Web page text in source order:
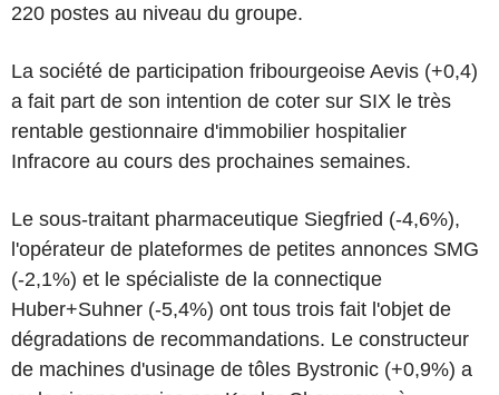
220 postes au niveau du groupe.
La société de participation fribourgeoise Aevis (+0,4)
a fait part de son intention de coter sur SIX le très
rentable gestionnaire d'immobilier hospitalier
Infracore au cours des prochaines semaines.
Le sous-traitant pharmaceutique Siegfried (-4,6%),
l'opérateur de plateformes de petites annonces SMG
(-2,1%) et le spécialiste de la connectique
Huber+Suhner (-5,4%) ont tous trois fait l'objet de
dégradations de recommandations. Le constructeur
de machines d'usinage de tôles Bystronic (+0,9%) a